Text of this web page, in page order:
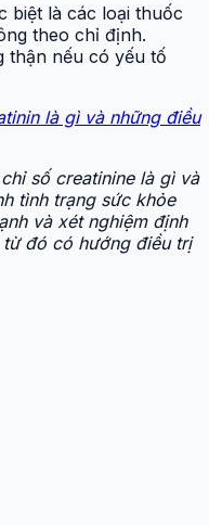
biệt là các loại thuốc
theo chỉ định.
thận nếu có yếu tố
là gì và những điều
số creatinine là gì và
tình trạng sức khỏe
và xét nghiệm định
đó có hướng điều trị